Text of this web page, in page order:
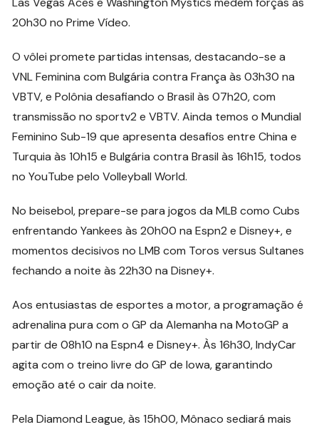
20h30 no Prime Vídeo.
O vôlei promete partidas intensas, destacando-se a
VNL Feminina com Bulgária contra França às 03h30 na
VBTV, e Polônia desafiando o Brasil às 07h20, com
transmissão no sportv2 e VBTV. Ainda temos o Mundial
Feminino Sub-19 que apresenta desafios entre China e
Turquia às 10h15 e Bulgária contra Brasil às 16h15, todos
no YouTube pelo Volleyball World.
No beisebol, prepare-se para jogos da MLB como Cubs
enfrentando Yankees às 20h00 na Espn2 e Disney+, e
momentos decisivos no LMB com Toros versus Sultanes
fechando a noite às 22h30 na Disney+.
Aos entusiastas de esportes a motor, a programação é
adrenalina pura com o GP da Alemanha na MotoGP a
partir de 08h10 na Espn4 e Disney+. Às 16h30, IndyCar
agita com o treino livre do GP de Iowa, garantindo
emoção até o cair da noite.
Pela Diamond League, às 15h00, Mônaco sediará mais